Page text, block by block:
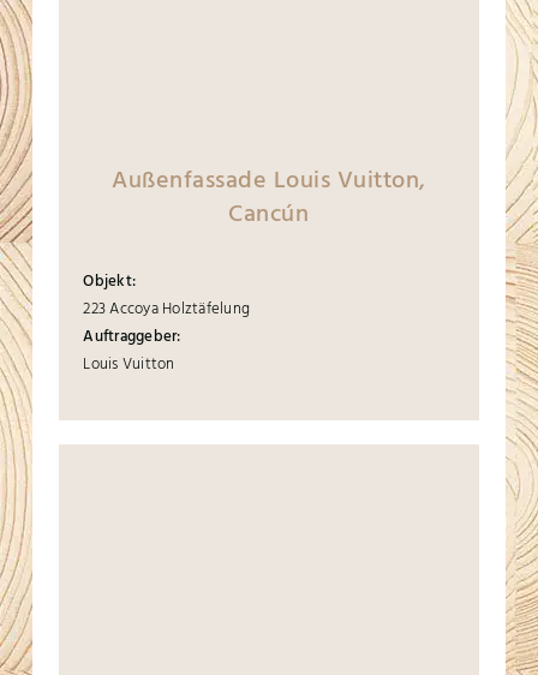
Außenfassade Louis Vuitton,
Cancún
Objekt:
223 Accoya Holztäfelung
Auftraggeber:
Louis Vuitton